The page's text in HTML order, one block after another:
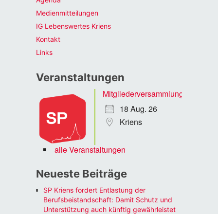
Medienmitteilungen
IG Lebenswertes Kriens
Kontakt
Links
Veranstaltungen
Mitgliederversammlung
18 Aug. 26
Kriens
alle Veranstaltungen
Neueste Beiträge
SP Kriens fordert Entlastung der
Berufsbeistandschaft: Damit Schutz und
Unterstützung auch künftig gewährleistet